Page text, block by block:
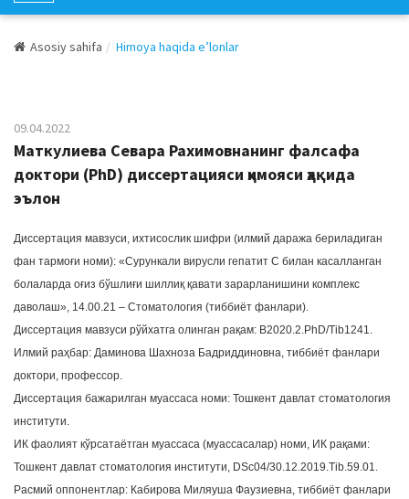
o
g
N
a
a
Asosiy sahifa Himoya haqida e’lonlar
09.04.2022
Маткулиева Севара Рахимовнанинг фалсафа
доктори (PhD) диссертацияси ҳимояси ҳақида
эълон
Диссертация мавзуси, ихтисослик шифри (илмий даража бериладиган
фан тармоғи номи): «Сурункали вирусли гепатит С билан касалланган
болаларда оғиз бўшлиғи шиллиқ қавати зарарланишини комплекс
даволаш», 14.00.21 – Стоматология (тиббиёт фанлари).
Диссертация мавзуси рўйхатга олинган рақам: В2020.2.PhD/Tib1241.
Илмий раҳбар: Даминова Шахноза Бадриддиновна, тиббиёт фанлари
доктори, профессор.
Диссертация бажарилган муассаса номи: Тошкент давлат стоматология
институти.
ИК фаолият кўрсатаётган муассаса (муассасалар) номи, ИК рақами:
Тошкент давлат стоматология институти, DSc04/30.12.2019.Тib.59.01.
Расмий оппонентлар: Кабирова Миляуша Фаузиевна, тиббиёт фанлари